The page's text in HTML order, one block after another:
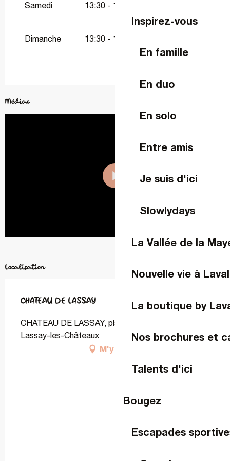
Inspirez-vous
En famille
En duo
En solo
Entre amis
Je suis d'ici
Slowlydays
La Vallée de la
Nouvelle vie à Laval
La boutique by
Nos brochures et
Talents d'ici
Bougez
Escapades
Du2 juin 2026 au 12 juillet 2026
Du1 septembre 2026au
Samedi 13:30 - 19:30
Dimanche 13:30 - 19:30
Médias
Localisation
CHATEAU DE LASSAY
CHATEAU DE LASSAY, place du Boële, 53110
Lassay-les-Châteaux
M'y rendre